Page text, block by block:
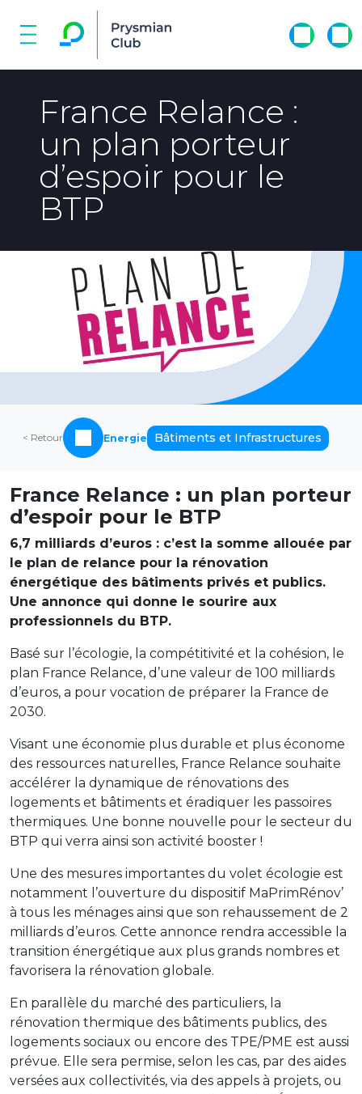
France Relance :
un plan porteur
d’espoir pour le
BTP
< Retour Energie Bâtiments et Infrastructures
France Relance : un plan porteur
d’espoir pour le BTP
6,7 milliards d’euros : c’est la somme allouée par
le plan de relance pour la rénovation
énergétique des bâtiments privés et publics.
Une annonce qui donne le sourire aux
professionnels du BTP.
Basé sur l’écologie, la compétitivité et la cohésion, le
plan France Relance, d’une valeur de 100 milliards
d’euros, a pour vocation de préparer la France de
2030.
Visant une économie plus durable et plus économe
des ressources naturelles, France Relance souhaite
accélérer la dynamique de rénovations des
logements et bâtiments et éradiquer les passoires
thermiques. Une bonne nouvelle pour le secteur du
BTP qui verra ainsi son activité booster !
Une des mesures importantes du volet écologie est
notamment l’ouverture du dispositif MaPrimRénov’
à tous les ménages ainsi que son rehaussement de 2
milliards d’euros. Cette annonce rendra accessible la
transition énergétique aux plus grands nombres et
favorisera la rénovation globale.
En parallèle du marché des particuliers, la
rénovation thermique des bâtiments publics, des
logements sociaux ou encore des TPE/PME est aussi
prévue. Elle sera permise, selon les cas, par des aides
versées aux collectivités, via des appels à projets, ou